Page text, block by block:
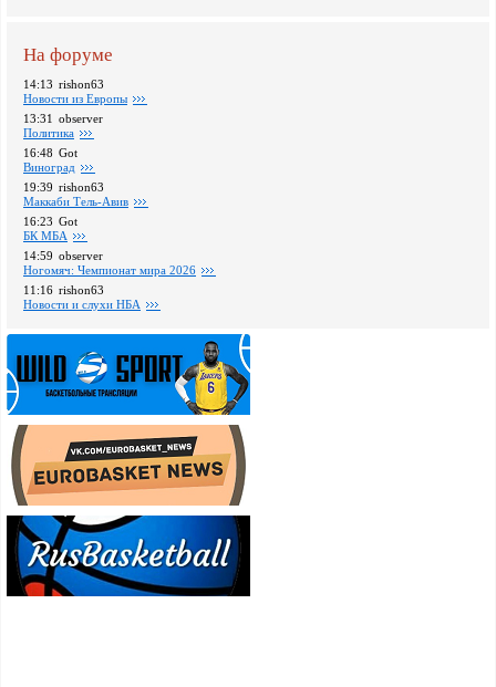
На форуме
14:13 rishon63
Новости из Европы
13:31 observer
Политика
16:48 Got
Виноград
19:39 rishon63
Маккаби Тель-Авив
16:23 Got
БК МБА
14:59 observer
Ногомяч: Чемпионат мира 2026
11:16 rishon63
Новости и слухи НБА